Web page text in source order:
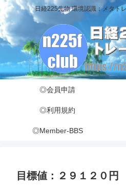
日経225先物 環境認識：メタト
◎会員申請
◎利用規約
◎Member-BBS
目標値：２９１２０円